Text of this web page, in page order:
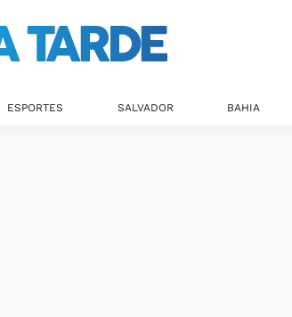
ESPORTES SALVADOR BAHIA